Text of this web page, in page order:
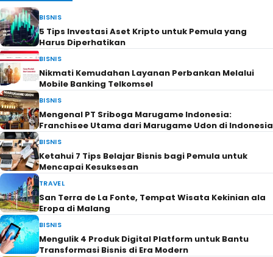
BISNIS
5 Tips Investasi Aset Kripto untuk Pemula yang
Harus Diperhatikan
BISNIS
Nikmati Kemudahan Layanan Perbankan Melalui
Mobile Banking Telkomsel
BISNIS
Mengenal PT Sriboga Marugame Indonesia:
Franchisee Utama dari Marugame Udon di Indonesia
BISNIS
Ketahui 7 Tips Belajar Bisnis bagi Pemula untuk
Mencapai Kesuksesan
TRAVEL
San Terra de La Fonte, Tempat Wisata Kekinian ala
Eropa di Malang
BISNIS
Mengulik 4 Produk Digital Platform untuk Bantu
Transformasi Bisnis di Era Modern